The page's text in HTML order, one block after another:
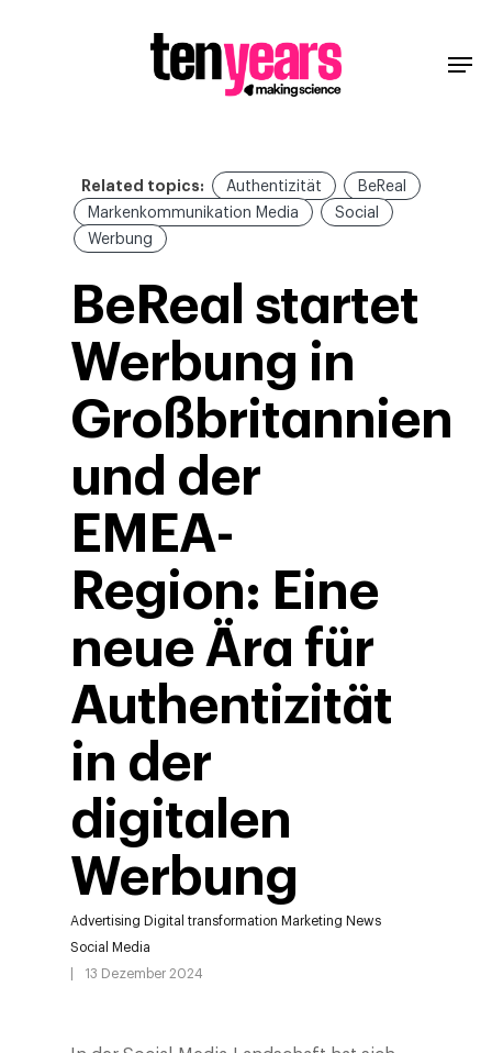
Related topics: Authentizität
BeReal
Markenkommunikation Media
Social
Werbung
BeReal startet
Werbung in
Großbritannien
und der
EMEA-
Region: Eine
neue Ära für
Authentizität
in der
digitalen
Werbung
Advertising Digital transformation Marketing News
Social Media
13 Dezember 2024